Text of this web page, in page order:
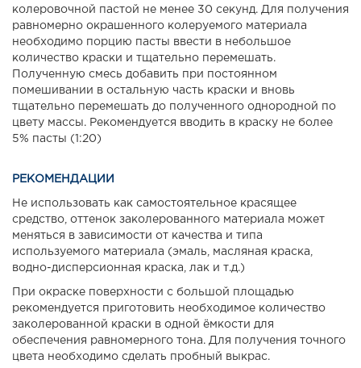
колеровочной пастой не менее 30 секунд. Для получения
равномерно окрашенного колеруемого материала
необходимо порцию пасты ввести в небольшое
количество краски и тщательно перемешать.
Полученную смесь добавить при постоянном
помешивании в остальную часть краски и вновь
тщательно перемешать до полученного однородной по
цвету массы. Рекомендуется вводить в краску не более
5% пасты (1:20)
РЕКОМЕНДАЦИИ
Не использовать как самостоятельное красящее
средство, оттенок заколерованного материала может
меняться в зависимости от качества и типа
используемого материала (эмаль, масляная краска,
водно-дисперсионная краска, лак и т.д.)
При окраске поверхности с большой площадью
рекомендуется приготовить необходимое количество
заколерованной краски в одной ёмкости для
обеспечения равномерного тона. Для получения точного
цвета необходимо сделать пробный выкрас.